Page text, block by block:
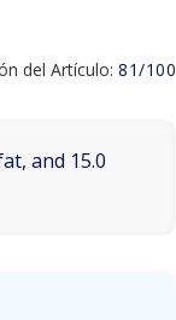
del Artículo: 81/100
and 15.0